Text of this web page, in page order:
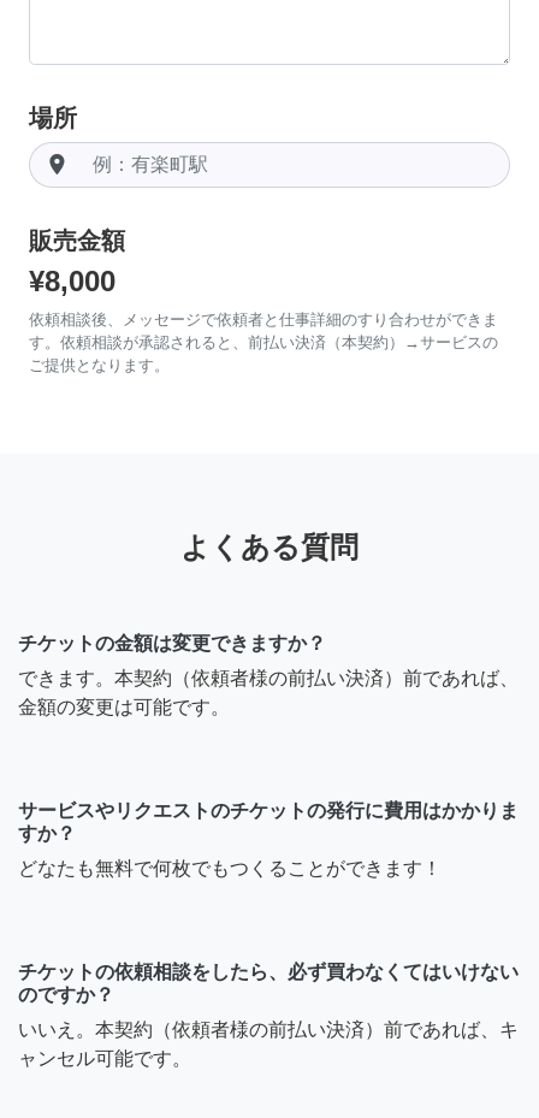
場所
room
販売金額
¥8,000
依頼相談後、メッセージで依頼者と仕事詳細のすり合わせができま
す。依頼相談が承認されると、前払い決済（本契約）→サービスの
ご提供となります。
よくある質問
チケットの金額は変更できますか？
できます。本契約（依頼者様の前払い決済）前であれば、
金額の変更は可能です。
サービスやリクエストのチケットの発行に費用はかかりま
すか？
どなたも無料で何枚でもつくることができます！
チケットの依頼相談をしたら、必ず買わなくてはいけない
のですか？
いいえ。本契約（依頼者様の前払い決済）前であれば、キ
ャンセル可能です。